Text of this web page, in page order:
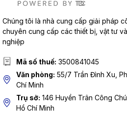
Chúng tôi là nhà cung cấp giải pháp
chuyên cung cấp các thiết bị, vật tư
nghiệp
Mã số thuế: 3500841045
Văn phòng: 55/7 Trần Đình Xu,
Chí Minh
Trụ sở: 146 Huyền Trân Công
Hồ Chí Minh